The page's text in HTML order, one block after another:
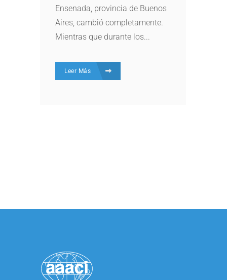
Ensenada, provincia de Buenos
Aires, cambió completamente.
Mientras que durante los...
Leer Más